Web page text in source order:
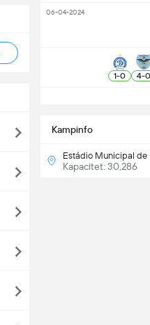
Kampinfo
Estádio Municipal de
Kapacitet: 30,286
06-04-2024
1-0 4-0